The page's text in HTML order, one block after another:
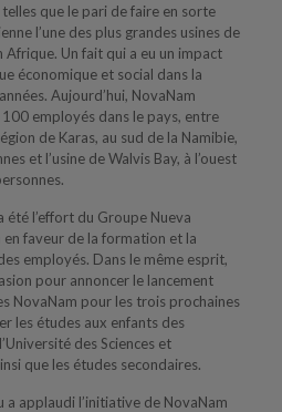
que le pari de faire en sorte
l’une des plus grandes usines de
Un fait qui a eu un impact
économique et social dans la
Aujourd’hui, NovaNam
employés dans le pays, entre
de Karas, au sud de la Namibie,
et l’usine de Walvis Bay, à l’ouest
l’effort du Groupe Nueva
faveur de la formation et la
employés. Dans le même esprit,
pour annoncer le lancement
NovaNam pour les trois prochaines
les études aux enfants des
des Sciences et
que les études secondaires.
a applaudi l’initiative de NovaNam